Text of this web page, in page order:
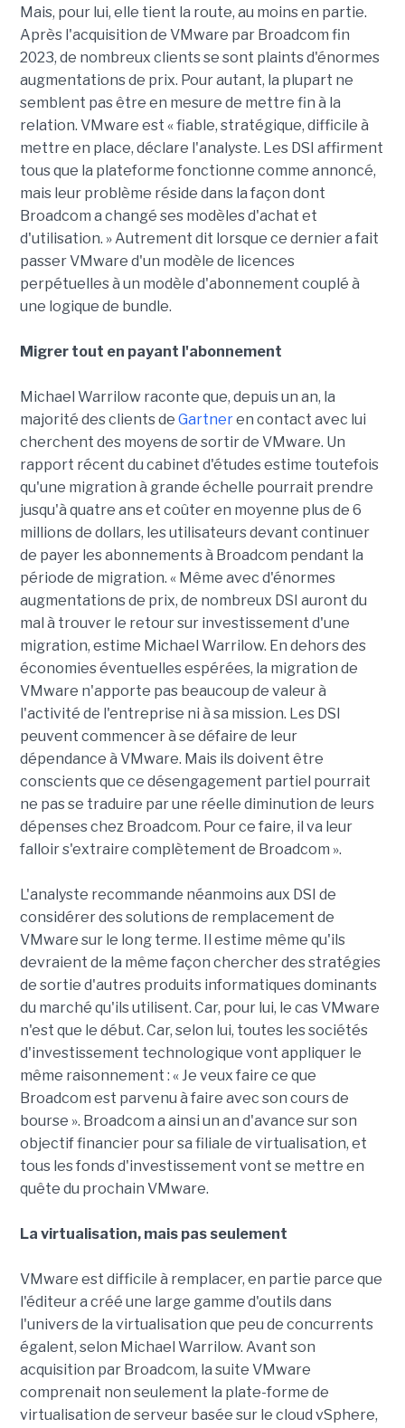
Mais, pour lui, elle tient la route, au moins en partie.
Après l'acquisition de VMware par Broadcom fin
2023, de nombreux clients se sont plaints d'énormes
augmentations de prix. Pour autant, la plupart ne
semblent pas être en mesure de mettre fin à la
relation. VMware est « fiable, stratégique, difficile à
mettre en place, déclare l'analyste. Les DSI affirment
tous que la plateforme fonctionne comme annoncé,
mais leur problème réside dans la façon dont
Broadcom a changé ses modèles d'achat et
d'utilisation. » Autrement dit lorsque ce dernier a fait
passer VMware d'un modèle de licences
perpétuelles à un modèle d'abonnement couplé à
une logique de bundle.
Migrer tout en payant l'abonnement
Michael Warrilow raconte que, depuis un an, la
majorité des clients de Gartneren contact avec lui
cherchent des moyens de sortir de VMware. Un
rapport récent du cabinet d'études estime toutefois
qu'une migration à grande échelle pourrait prendre
jusqu'à quatre ans et coûter en moyenne plus de 6
millions de dollars, les utilisateurs devant continuer
de payer les abonnements à Broadcom pendant la
période de migration. « Même avec d'énormes
augmentations de prix, de nombreux DSI auront du
mal à trouver le retour sur investissement d'une
migration, estime Michael Warrilow. En dehors des
économies éventuelles espérées, la migration de
VMware n'apporte pas beaucoup de valeur à
l'activité de l'entreprise ni à sa mission. Les DSI
peuvent commencer à se défaire de leur
dépendance à VMware. Mais ils doivent être
conscients que ce désengagement partiel pourrait
ne pas se traduire par une réelle diminution de leurs
dépenses chez Broadcom. Pour ce faire, il va leur
falloir s'extraire complètement de Broadcom ».
L'analyste recommande néanmoins aux DSI de
considérer des solutions de remplacement de
VMware sur le long terme. Il estime même qu'ils
devraient de la même façon chercher des stratégies
de sortie d'autres produits informatiques dominants
du marché qu'ils utilisent. Car, pour lui, le cas VMware
n'est que le début. Car, selon lui, toutes les sociétés
d'investissement technologique vont appliquer le
même raisonnement : « Je veux faire ce que
Broadcom est parvenu à faire avec son cours de
bourse ». Broadcom a ainsi un an d'avance sur son
objectif financier pour sa filiale de virtualisation, et
tous les fonds d'investissement vont se mettre en
quête du prochain VMware.
La virtualisation, mais pas seulement
VMware est difficile à remplacer, en partie parce que
l'éditeur a créé une large gamme d'outils dans
l'univers de la virtualisation que peu de concurrents
égalent, selon Michael Warrilow. Avant son
acquisition par Broadcom, la suite VMware
comprenait non seulement la plate-forme de
virtualisation de serveur basée sur le cloud vSphere,